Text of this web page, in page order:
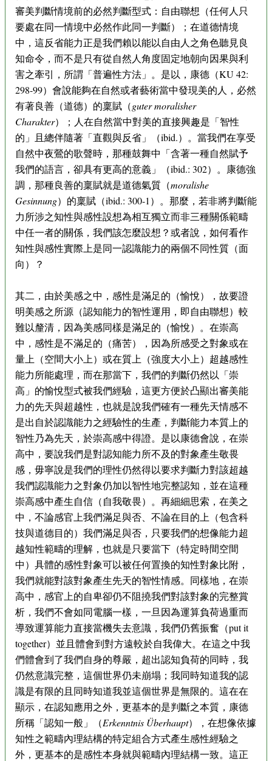
審美判斷情境前的必然判斷型式：自由聯想（任何人只
要處在同一情境中必然作此同一判斷）；在道德情境
中，這反省能力正是我們賴以能以自由人之角色聽見良
知命令，而不是只有從自然人角度固定地朝向因果與利
害之牽引，所謂「普遍性方法」。是以，康德（KU 42:
298-99）會說能夠在自然或者藝術當中發現美的人，必然
有著良善（道德）的稟賦（guter moralisher
Charakter）；人在自然當中對美的直接興趣是「智性
的」且總伴隨著「直觀與反省」（ibid.）。當我們在享受
自然中夜鶯的歌聲時，那種鼓舞中「含著一種自然賦予
我們的語言，卻具有更高的意義」（ibid.: 302）。康德強
調，那種良善的稟賦就是道德氣質（moralishe
Gesinnung）的稟賦（ibid.: 300-1）。那麼，若非將判斷能
力所涉之知性與感性設想為相互獨立而非三種關係範疇
中任一者的關係，我們該怎麼設想？或者說，如何看作
知性與感性實際上是同一認識能力的兩個不同性質（面
向）？
其二，由於美感之中，感性是滿足的（愉悅），故要證
明美感之所源（認知能力的智性運用，即自由聯想）較
難以釐清，因為美感同樣是滿足的（愉悅）。在崇高
中，感性是不滿足的（痛苦），因為所感受之對象或在
量上（空間大小上）或在質上（強度大小上）超越感性
能力所能處理，而在那當下，我們的判斷仍然以「崇
高」的愉悅型式被我們經驗，這更方便於凸顯出審美能
力的先天與超越性，也就是說我們確有一種先天情感不
是出自於認識能力之經驗性的生產，判斷能力本質上的
智性乃為先天，於崇高感中得證。是以康德會說，在崇
高中，要說我們是對認知能力所不及的對象產生敬畏
感，毋寧說是我們的理性仍然得以要求判斷力對該超越
我們認識能力之對象仍加以智性地完整認知，並在這種
崇高感中產生自信（自我敬畏）。再細細思索，在美之
中，不論感官上我們滿足與否、不論在目的上（包含科
技與道德目的）我們滿足與否，只要我們的想像能力超
越知性範疇的理解，也就是只要當下（特定時間空間
中）具體的感性對象可以被任何置換的知性對象比附，
我們就能對該對象產生先天的智性情感。同樣地，在崇
高中，感官上的自卑卻仍不阻撓我們對該對象的完整賞
析，我們不會如同電腦一樣，一旦因為運算負荷過重而
導致運算能力直接當機失去意識，我們仍舊振奮（put it
together）並且體會到對方遠較於自我偉大。在這之中我
們體會到了我們自身的尊嚴，超出認知負荷的同時，我
仍然意識完整，這個世界仍未崩塌；我同時知道我的認
識是有限的且同時知道我並這個世界是無限的。這在在
顯示，在認知應用之外，更基本的是判斷之本質，康德
所稱「認知一般」（Erkenntnis Überhaupt），在想像依據
知性之範疇內理結構的特定組合方式產生感性經驗之
外，更基本的是感性本身就與範疇內理結構一致。這正